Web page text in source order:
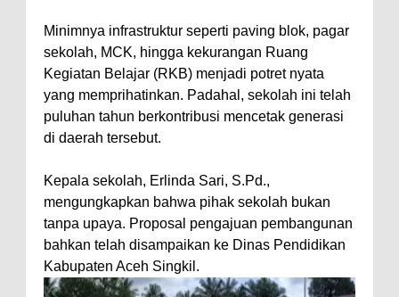
Minimnya infrastruktur seperti paving blok, pagar
sekolah, MCK, hingga kekurangan Ruang
Kegiatan Belajar (RKB) menjadi potret nyata
yang memprihatinkan. Padahal, sekolah ini telah
puluhan tahun berkontribusi mencetak generasi
di daerah tersebut.
Kepala sekolah, Erlinda Sari, S.Pd.,
mengungkapkan bahwa pihak sekolah bukan
tanpa upaya. Proposal pengajuan pembangunan
bahkan telah disampaikan ke Dinas Pendidikan
Kabupaten Aceh Singkil.